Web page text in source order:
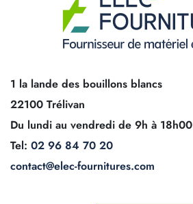
1 la lande des bouillons blancs
22100 Trélivan
Du lundi au vendredi de 9h à 18h00
Tel: 02 96 84 70 20
contact@elec-fournitures.com